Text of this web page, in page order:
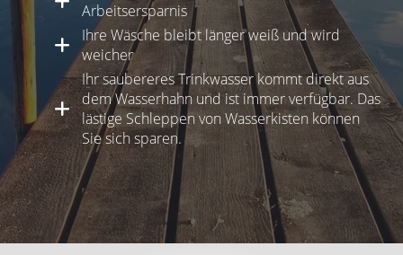
Arbeitsersparnis
Ihre Wäsche bleibt länger weiß und wird
weicher
Ihr saubereres Trinkwasser kommt direkt aus
dem Wasserhahn und ist immer verfügbar. Das
lästige Schleppen von Wasserkisten können
Sie sich sparen.